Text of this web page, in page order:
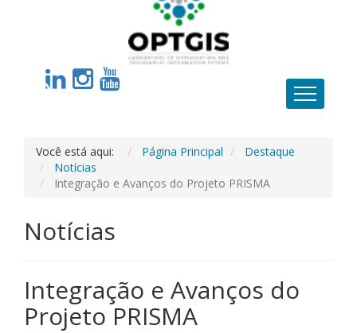
Você está aqui: Página Principal
Destaque
Notícias
Integração e Avanços do Projeto PRISMA
Notícias
Integração e Avanços do
Projeto PRISMA